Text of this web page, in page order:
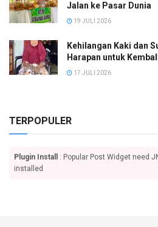
Jalan ke Pasar Dunia
19 JULI 2026
Kehilangan Kaki dan
Harapan untuk
17 JULI 2026
TERPOPULER
Plugin Install
: Popular Post Widget need
installed